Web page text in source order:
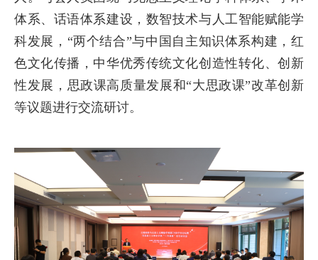
体系、话语体系建设，数智技术与人工智能赋能学
科发展，“两个结合”与中国自主知识体系构建，红
色文化传播，中华优秀传统文化创造性转化、创新
性发展，思政课高质量发展和“大思政课”改革创新
等议题进行交流研讨。